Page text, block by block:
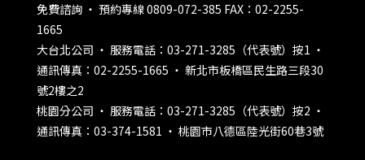
免費諮詢 ‧ 預約專線 0809-072-385 FAX：02-2255-
1665
大台北公司 ‧ 服務電話：03-271-3285（代表號）按1 ‧
通訊傳真：02-2255-1665 ‧ 新北市板橋區民生路三段30
號2樓之2
桃園分公司 ‧ 服務電話：03-271-3285（代表號）按2 ‧
通訊傳真：03-374-1581 ‧ 桃園市八德區陸光街60巷3號